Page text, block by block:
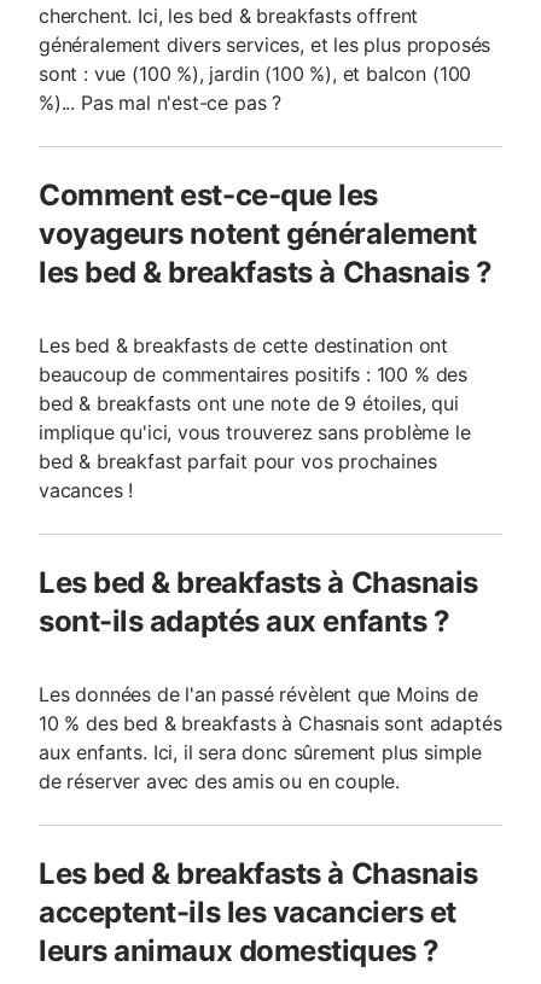
cherchent. Ici, les bed & breakfasts offrent
généralement divers services, et les plus proposés
sont : vue (100 %), jardin (100 %), et balcon (100
%)... Pas mal n'est-ce pas ?
Comment est-ce-que les
voyageurs notent généralement
les bed & breakfasts à Chasnais ?
Les bed & breakfasts de cette destination ont
beaucoup de commentaires positifs : 100 % des
bed & breakfasts ont une note de 9 étoiles, qui
implique qu'ici, vous trouverez sans problème le
bed & breakfast parfait pour vos prochaines
vacances !
Les bed & breakfasts à Chasnais
sont-ils adaptés aux enfants ?
Les données de l'an passé révèlent que Moins de
10 % des bed & breakfasts à Chasnais sont adaptés
aux enfants. Ici, il sera donc sûrement plus simple
de réserver avec des amis ou en couple.
Les bed & breakfasts à Chasnais
acceptent-ils les vacanciers et
leurs animaux domestiques ?